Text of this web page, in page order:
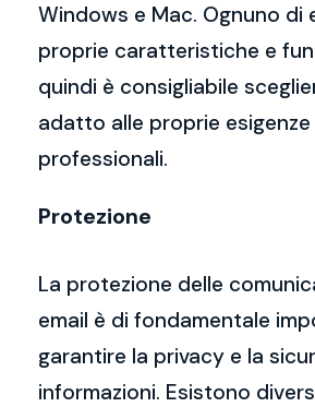
Windows e Mac. Ognuno di
proprie caratteristiche e
quindi è consigliabile
adatto alle proprie
professionali.
Protezione
La protezione delle
email è di fondamentale
garantire la privacy e la
informazioni. Esistono